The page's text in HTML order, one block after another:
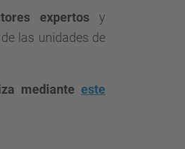
expertos y
las unidades de
medianteeste